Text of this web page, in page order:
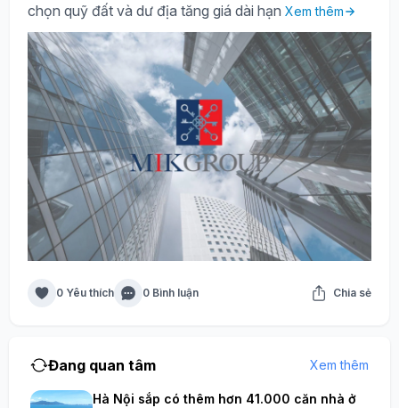
chọn quỹ đất và dư địa tăng giá dài hạn Xem thêm
0 Yêu thích 0 Bình luận Chia sẻ
Đang quan tâm Xem thêm
Hà Nội sắp có thêm hơn 41.000 căn nhà ở